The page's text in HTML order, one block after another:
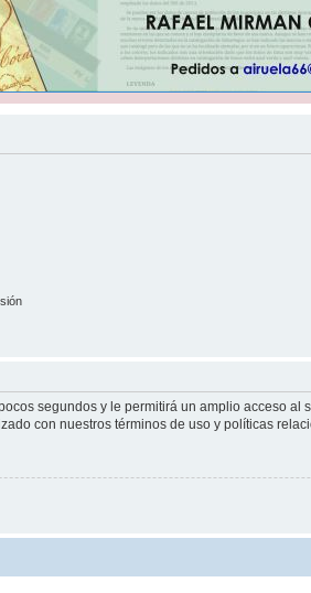
segundos y le permitirá un amplio acceso
con nuestros términos de uso y políticas